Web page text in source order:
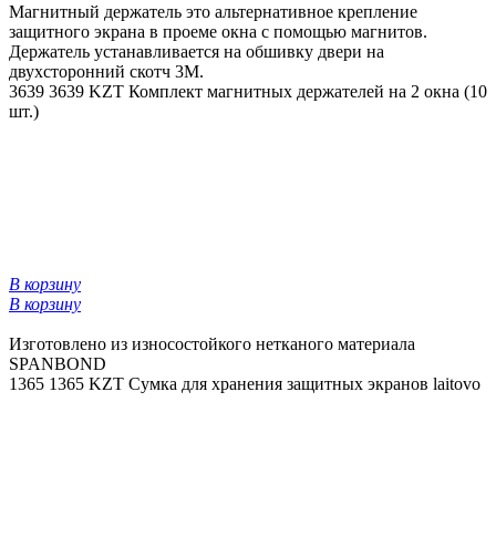
Магнитный держатель это альтернативное крепление
защитного экрана в проеме окна с помощью магнитов.
Держатель устанавливается на обшивку двери на
двухсторонний скотч 3М.
3639 3639 KZT Комплект магнитных держателей на 2 окна (10
шт.)
В корзину
В корзину
Изготовлено из износостойкого нетканого материала
SPANBOND
1365 1365 KZT Сумка для хранения защитных экранов laitovo